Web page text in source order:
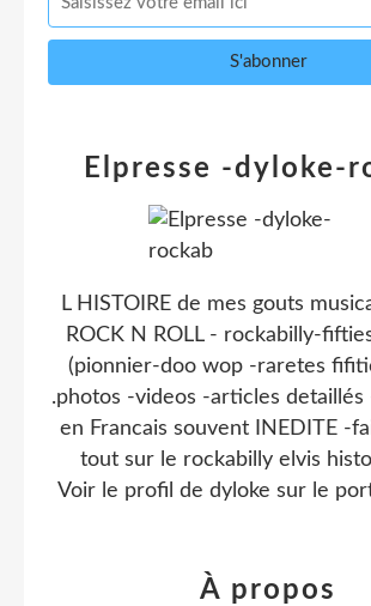
Elpresse -dyloke-
L HISTOIRE de mes gouts
ROCK N ROLL - rockabilly-
(pionnier-doo wop -raretes
.photos -videos -articles detaillés
en Francais souvent INEDITE -
tout sur le rockabilly elvis
Voir le profil de dyloke sur le
À propos